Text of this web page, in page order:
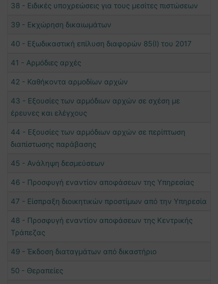
38 - Ειδικές υποχρεώσεις για τους μεσίτες πιστώσεων
39 - Εκχώρηση δικαιωμάτων
40 - Εξωδικαστική επίλυση διαφορών 85(I) του 2017
41 - Αρμόδιες αρχές
42 - Καθήκοντα αρμοδίων αρχών
43 - Εξουσίες των αρμόδιων αρχών σε σχέση με
έρευνες και ελέγχους
44 - Εξουσίες των αρμόδιων αρχών σε περίπτωση
διαπίστωσης παράβασης
45 - Ανάληψη δεσμεύσεων
46 - Προσφυγή εναντίον αποφάσεων της Υπηρεσίας
47 - Είσπραξη διοικητικών προστίμων από την Υπηρεσία
48 - Προσφυγή εναντίον αποφάσεων της Κεντρικής
Τράπεζας
49 - Έκδοση διαταγμάτων από δικαστήριο
50 - Θεραπείες